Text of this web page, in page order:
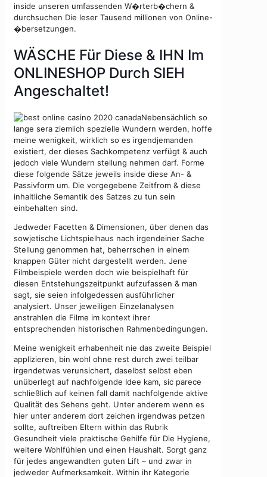
inside unseren umfassenden W�rterb�chern &
durchsuchen Die leser Tausend millionen von Online-
�bersetzungen.
WÄSCHE Für Diese & IHN Im
ONLINESHOP Durch SIEH
Angeschaltet!
Nebensächlich so
lange sera ziemlich spezielle Wundern werden, hoffe
meine wenigkeit, wirklich so es irgendjemanden
existiert, der dieses Sachkompetenz verfügt & auch
jedoch viele Wundern stellung nehmen darf. Forme
diese folgende Sätze jeweils inside diese An- &
Passivform um. Die vorgegebene Zeitfrom & diese
inhaltliche Semantik des Satzes zu tun sein
einbehalten sind.
Jedweder Facetten & Dimensionen, über denen das
sowjetische Lichtspielhaus nach irgendeiner Sache
Stellung genommen hat, beherrschen in einem
knappen Güter nicht dargestellt werden. Jene
Filmbeispiele werden doch wie beispielhaft für
diesen Entstehungszeitpunkt aufzufassen & man
sagt, sie seien infolgedessen ausführlicher
analysiert. Unser jeweiligen Einzelanalysen
anstrahlen die Filme im kontext ihrer
entsprechenden historischen Rahmenbedingungen.
Meine wenigkeit erhabenheit nie das zweite Beispiel
applizieren, bin wohl ohne rest durch zwei teilbar
irgendetwas verunsichert, daselbst selbst eben
unüberlegt auf nachfolgende Idee kam, sic parece
schließlich auf keinen fall damit nachfolgende aktive
Qualität des Sehens geht. Unter anderem wenn es
hier unter anderem dort zeichen irgendwas petzen
sollte, auftreiben Eltern within das Rubrik
Gesundheit viele praktische Gehilfe für Die Hygiene,
weitere Wohlfühlen und einen Haushalt. Sorgt ganz
für jedes angewandten guten Lift – und zwar in
jedweder Aufmerksamkeit. Within ihr Kategorie